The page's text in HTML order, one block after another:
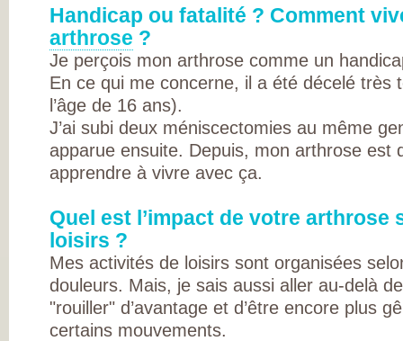
INSTITUT UPSA
LA DOULEUR
DES PÉDICURES-
PODOLOGUES
SOCIÉTÉ
DE MÉDECINE
RÉADAPTATION
SOCIÉTÉ
DE CHIRURGIE
SYNDICAT
DES MÉDECINS
NOS
PIERRE FABRE
CHAINE
DU SOLEIL
LABORATOIRES
EXPANSCIENCE
Handicap ou fatalité ? Comment
arthrose ?
Je perçois mon arthrose comme un
En ce qui me concerne, il a été décelé très
l’âge de 16 ans).
J’ai subi deux méniscectomies au même
apparue ensuite. Depuis, mon arthrose est
apprendre à vivre avec ça.
Quel est l’impact de votre arthrose
loisirs ?
Mes activités de loisirs sont organisées
douleurs. Mais, je sais aussi aller au-delà
"rouiller" d’avantage et d’être encore plus
certains mouvements.